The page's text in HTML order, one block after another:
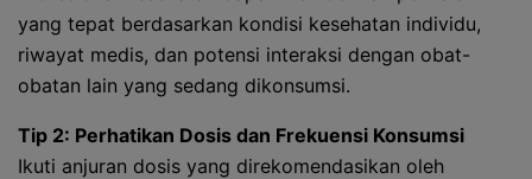
yang tepat berdasarkan kondisi kesehatan individu,
riwayat medis, dan potensi interaksi dengan obat-
obatan lain yang sedang dikonsumsi.
Tip 2: Perhatikan Dosis dan Frekuensi Konsumsi
Ikuti anjuran dosis yang direkomendasikan oleh